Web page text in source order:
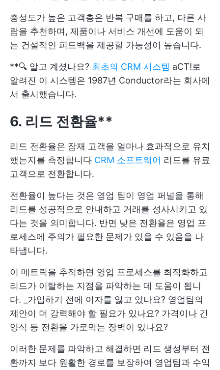
충성도가 높은 고객층은 반복 구매를 하고, 다른 사
람을 추천하며, 제품이나 서비스 개선에 도움이 되
는 건설적인 피드백을 제공할 가능성이 높습니다.
**🔍 알고 계셨나요? 최초의 CRM 시스템 aCT!로
알려진 이 시스템은 1987년 Conductor라는 회사에
서 출시했습니다.
6. 리드 전환율**
리드 전환율은 잠재 고객을 얼마나 효과적으로 유치
했는지를 측정합니다 CRM 소프트웨어 리드를 유료
고객으로 전환합니다.
전환율이 높다는 것은 영업 팀이 영업 퍼널을 통해
리드를 성공적으로 안내하고 거래를 성사시키고 있
다는 것을 의미합니다. 반면 낮은 전환율은 영업 프
로세스에 주의가 필요한 문제가 있을 수 있음을 나
타냅니다.
이 메트릭을 추적하면 영업 프로세스를 최적화하고
리드가 이탈하는 지점을 파악하는 데 도움이 됩니
다. _가입하기 전에 이자를 잃고 있나요? 영업팀의
제안이 더 강력해야 할 필요가 있나요? 가격이나 긴
양식 등 전환을 가로막는 장벽이 있나요?
이러한 문제를 파악하고 해결하면 리드 생성부터 전
환까지 보다 원활한 경로를 보장하여 영업팀과 수익